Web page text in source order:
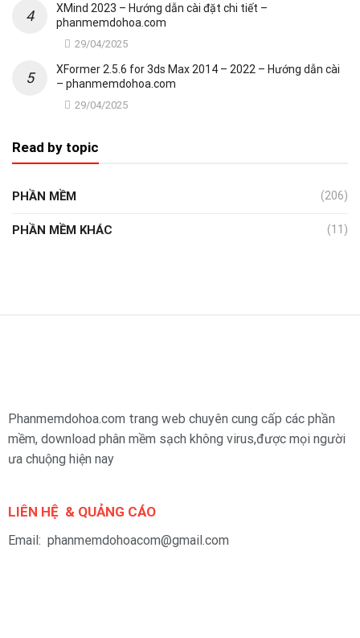
XMind 2023 – Hướng dẫn cài đặt chi tiết –
phanmemdohoa.com
29/04/2025
XFormer 2.5.6 for 3ds Max 2014 – 2022 – Hướng dẫn cài
– phanmemdohoa.com
29/04/2025
Read by topic
PHẦN MỀM (206)
PHẦN MỀM KHÁC (11)
Phanmemdohoa.com trang web chuyên cung cấp các phần
mềm, download phân mềm sạch không virus,được mọi người
ưa chuộng hiện nay
LIÊN HỆ & QUẢNG CÁO
Email: phanmemdohoacom@gmail.com